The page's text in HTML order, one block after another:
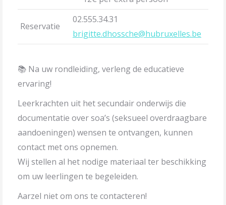
Reservatie
02.555.34.31
brigitte.dhossche@hubruxelles.be
📚 Na uw rondleiding, verleng de educatieve
ervaring!
Leerkrachten uit het secundair onderwijs die
documentatie over soa’s (seksueel overdraagbare
aandoeningen) wensen te ontvangen, kunnen
contact met ons opnemen.
Wij stellen al het nodige materiaal ter beschikking
om uw leerlingen te begeleiden.
Aarzel niet om ons te contacteren!